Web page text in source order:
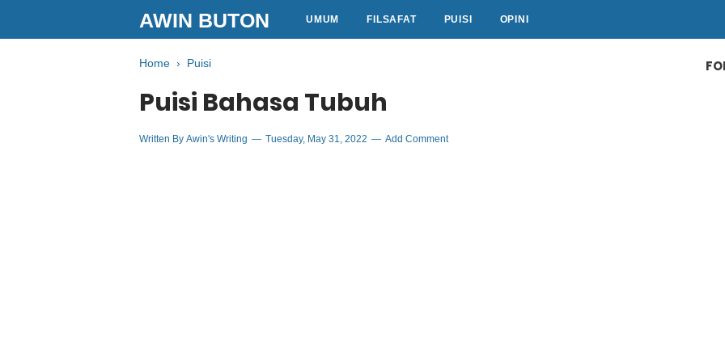
AWIN BUTON UMUM FILSAFAT PUISI OPINI
Home › Puisi
Puisi Bahasa Tubuh
Written By Awin's Writing Tuesday, May 31, 2022 Add Comment